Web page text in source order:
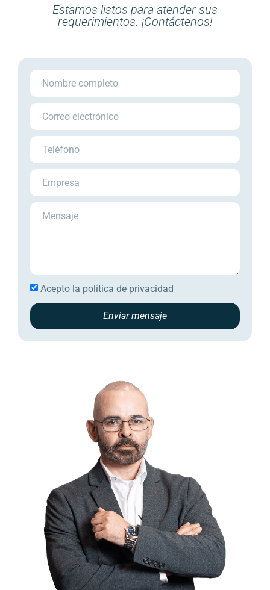
Estamos listos para atender sus
requerimientos. ¡Contáctenos!
Acepto la política de privacidad
Enviar mensaje